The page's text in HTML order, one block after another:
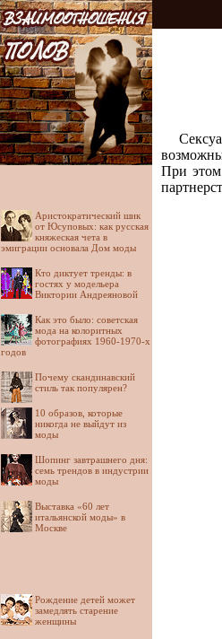
Аристократический шик
от Юсуповых: как русская
княжеская чета в
эмиграции основала Дом моды
Кто диктует тренды: в
гостях у модельера
Виктории Андреяновой
Как это было: советская
мода на колоритных
фотографиях 1960-1970-х
годов
Почему скандинавский
стиль так популярен?
10 образов, которые
никогда не выйдут из
моды
Шопинг завтрашнего дня:
семь трендов в индустрии
моды
Выставка «60 лет
итальянской моды» в
Москве
Рождение детей может
замедлять старение
женщины
При этом